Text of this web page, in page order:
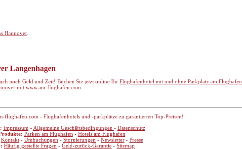
Hannover.
Langenhagen
noch Geld und Zeit! Buchen Sie jetzt online Ihr Flughafenhotel mit und ohne Parkplatz am Flughafen
mit www.am-flughafen.com.
flughafen.com - Flughafenhotels und -parkplätze zu garantierten Top-Preisen!
Impressum - Allgemeine Geschäftsbedingungen - Datenschutz
Parken am Flughafen - Hotels am Flughafen
Kontakt - Umbuchungen - Stornierungen - Newsletter - Presse
Häufig gestellte Fragen - Geld-zurück-Garantie - Sitemap